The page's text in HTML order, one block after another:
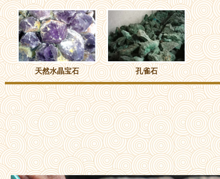
天然水晶宝石 孔雀石